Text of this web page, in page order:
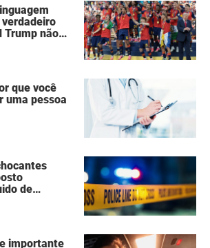
Trump não
que você
uma pessoa
de
importante